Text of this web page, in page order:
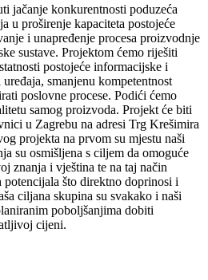
jačanje konkurentnosti poduzeća
u proširenje kapaciteta postojeće
i unapređenje procesa proizvodnje
sustave. Projektom ćemo riješiti
postojeće informacijske i
smanjenu kompetentnost
poslovne procese. Podići ćemo
samog proizvoda. Projekt će biti
u Zagrebu na adresi Trg Krešimira
projekta na prvom su mjestu naši
su osmišljena s ciljem da omoguće
znanja i vještina te na taj način
što direktno doprinosi i
ciljana skupina su svakako i naši
poboljšanjima dobiti
cijeni.